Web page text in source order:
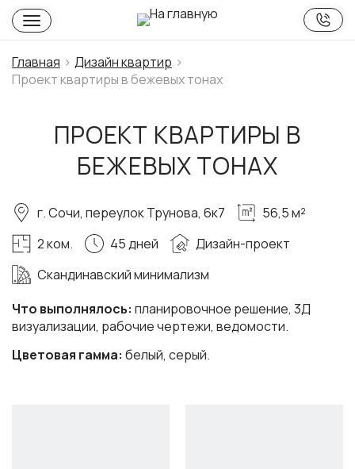
Главная
Дизайн квартир
Проект квартиры в бежевых тонах
ПРОЕКТ КВАРТИРЫ В
БЕЖЕВЫХ ТОНАХ
Что выполнялось: планировочное решение, 3Д
визуализации, рабочие чертежи, ведомости.
Цветовая гамма: белый, серый.
г. Сочи, переулок Трунова, 6к7
56,5 м²
2 ком.
45 дней
Дизайн-проект
Скандинавский минимализм